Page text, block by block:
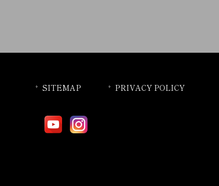
SITEMAP PRIVACY POLICY